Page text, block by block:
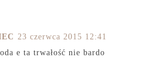
23 czerwca 2015 12:41
e ta trwałość nie bardo